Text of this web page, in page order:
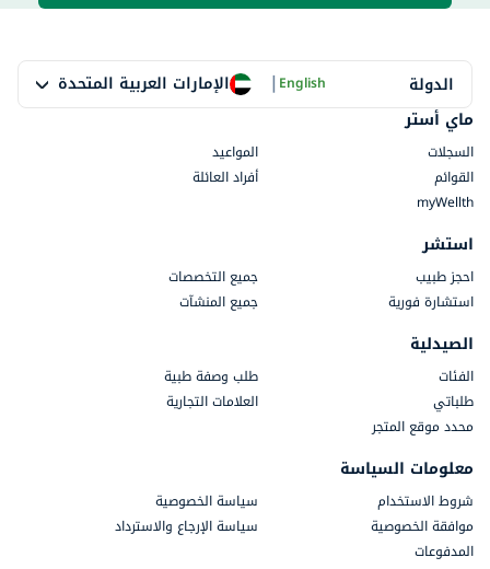
الدولة الإمارات العربية المتحدة |English
ماي أستر
السجلات
المواعيد
القوائم
أفراد العائلة
myWellth
استشر
احجز طبيب
جميع التخصصات
استشارة فورية
جميع المنشآت
الصيدلية
الفئات
طلب وصفة طبية
طلباتي
العلامات التجارية
محدد موقع المتجر
معلومات السياسة
شروط الاستخدام
سياسة الخصوصية
موافقة الخصوصية
سياسة الإرجاع والاسترداد
المدفوعات